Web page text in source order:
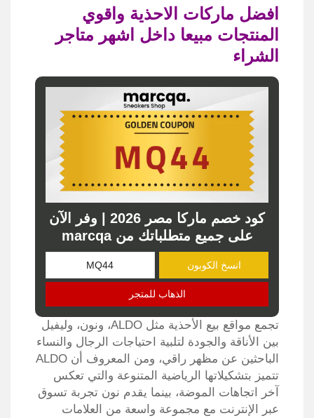
افضل ماركات الاحذية واقوي
المنتجات مبيعا داخل اشهر متاجر
الشراء
كود خصم ماركا مصر 2026 | وفر الآن
على جميع متطلباتك من marcqa
انسخ الكوبون
الذهاب للمتجر
تجمع مواقع بيع الأحذية مثل ALDO، ونون، وليفيل
بين الأناقة والجودة لتلبية احتياجات الرجال والنساء
الباحثين عن مظهر راقي، ومن المعروف أن ALDO
تتميز بتشكيلاتها الرياضية المتنوعة والتي تعكس
آخر اتجاهات الموضة، بينما يقدم نون تجربة تسوق
عبر الإنترنت مع مجموعة واسعة من العلامات